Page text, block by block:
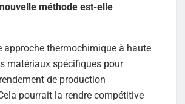
méthode est-elle
approche thermochimique à haute
matériaux spécifiques pour
de production
pourrait la rendre compétitive